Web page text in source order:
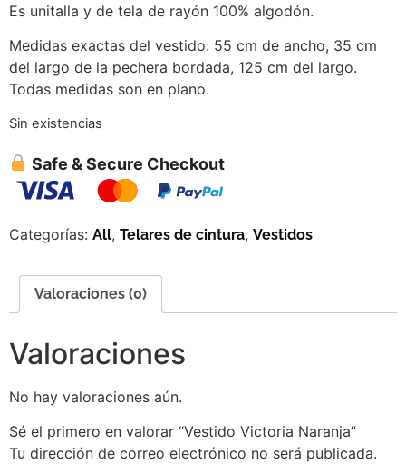
Es unitalla y de tela de rayón 100% algodón.
Medidas exactas del vestido: 55 cm de ancho, 35 cm
del largo de la pechera bordada, 125 cm del largo.
Todas medidas son en plano.
Sin existencias
Safe & Secure Checkout
Categorías: All, Telares de cintura, Vestidos
Valoraciones (0)
Valoraciones
No hay valoraciones aún.
Sé el primero en valorar “Vestido Victoria Naranja”
Tu dirección de correo electrónico no será publicada.